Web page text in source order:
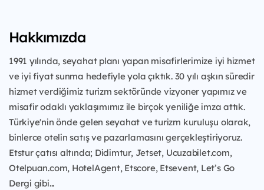
Hakkımızda
1991 yılında, seyahat planı yapan misafirlerimize iyi hizmet
ve iyi fiyat sunma hedefiyle yola çıktık. 30 yılı aşkın süredir
hizmet verdiğimiz turizm sektöründe vizyoner yapımız ve
misafir odaklı yaklaşımımız ile birçok yeniliğe imza attık.
Türkiye'nin önde gelen seyahat ve turizm kuruluşu olarak,
binlerce otelin satış ve pazarlamasını gerçekleştiriyoruz.
Etstur çatısı altında; Didimtur, Jetset, Ucuzabilet.com,
Otelpuan.com, HotelAgent, Etscore, Etsevent, Let’s Go
Dergi gibi...